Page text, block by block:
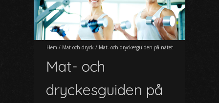
Hem / Mat och dryck / Mat- och dryckesguiden på nätet
Mat- och
dryckesguiden på